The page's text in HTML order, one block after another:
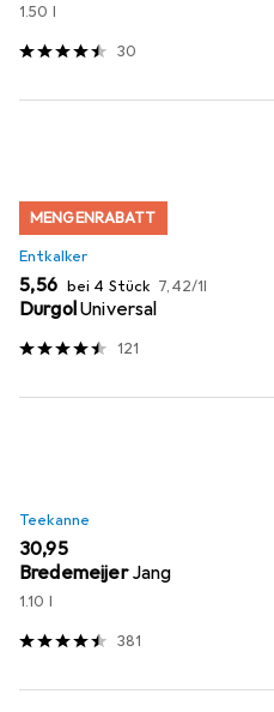
1.50 l
30
MENGENRABATT
Entkalker
EUR
5,56 bei 4 Stück EUR
7,42/1l
DurgolUniversal
121
Teekanne
EUR
30,95
Bredemeijer Jang
1.10 l
381